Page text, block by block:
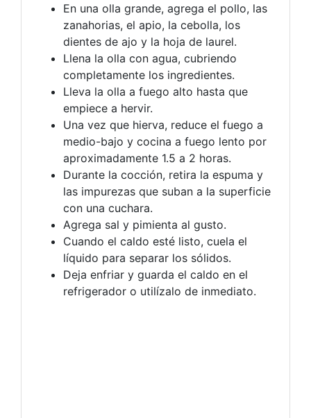
En una olla grande, agrega el pollo, las
zanahorias, el apio, la cebolla, los
dientes de ajo y la hoja de laurel.
Llena la olla con agua, cubriendo
completamente los ingredientes.
Lleva la olla a fuego alto hasta que
empiece a hervir.
Una vez que hierva, reduce el fuego a
medio-bajo y cocina a fuego lento por
aproximadamente 1.5 a 2 horas.
Durante la cocción, retira la espuma y
las impurezas que suban a la superficie
con una cuchara.
Agrega sal y pimienta al gusto.
Cuando el caldo esté listo, cuela el
líquido para separar los sólidos.
Deja enfriar y guarda el caldo en el
refrigerador o utilízalo de inmediato.